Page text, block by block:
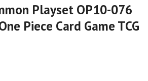
Playset OP10-076
Piece Card Game TCG